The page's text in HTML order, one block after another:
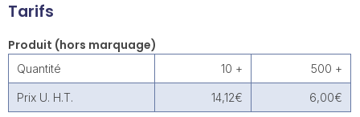
Tarifs
Produit (hors marquage)
Quantité 10 + 500 +
Prix U. H.T. 14,12€ 6,00€